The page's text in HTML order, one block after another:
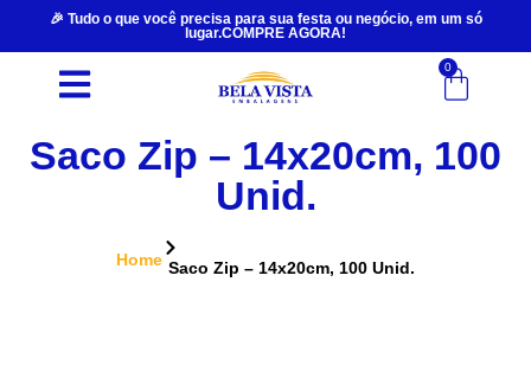
🎉 Tudo o que você precisa para sua festa ou negócio, em um só
lugar.COMPRE AGORA!
0
Saco Zip – 14x20cm, 100
Unid.
Home Saco Zip – 14x20cm, 100 Unid.